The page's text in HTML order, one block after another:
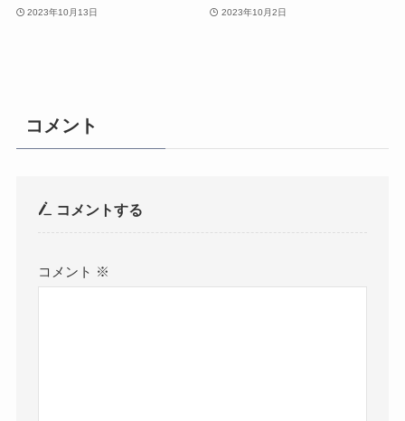
2023年10月13日 2023年10月2日
コメント
コメントする
コメント ※